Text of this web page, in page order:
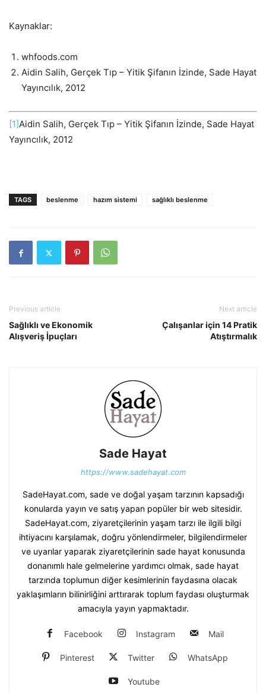
Kaynaklar:
whfoods.com
Aidin Salih, Gerçek Tıp – Yitik Şifanın İzinde, Sade Hayat
Yayıncılık, 2012
[1]Aidin Salih, Gerçek Tıp – Yitik Şifanın İzinde, Sade Hayat
Yayıncılık, 2012
TAGS beslenme hazım sistemi sağlıklı beslenme
Previous article
Sağlıklı ve Ekonomik
Alışveriş İpuçları
Next article
Çalışanlar için 14 Pratik
Atıştırmalık
Sade Hayat
https://www.sadehayat.com
SadeHayat.com, sade ve doğal yaşam tarzının kapsadığı
konularda yayın ve satış yapan popüler bir web sitesidir.
SadeHayat.com, ziyaretçilerinin yaşam tarzı ile ilgili bilgi
ihtiyacını karşılamak, doğru yönlendirmeler, bilgilendirmeler
ve uyarılar yaparak ziyaretçilerinin sade hayat konusunda
donanımlı hale gelmelerine yardımcı olmak, sade hayat
tarzında toplumun diğer kesimlerinin faydasına olacak
yaklaşımların bilinirliğini arttırarak toplum faydası oluşturmak
amacıyla yayın yapmaktadır.
Facebook Instagram Mail
Pinterest Twitter WhatsApp
Youtube